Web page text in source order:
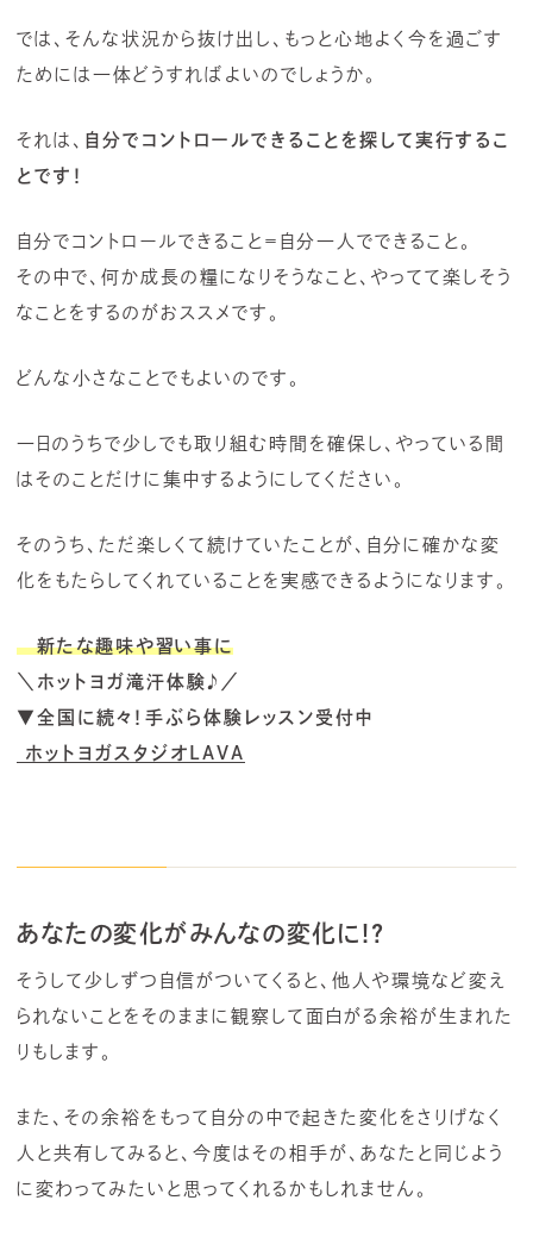
では、そんな状況から抜け出し、もっと心地よく今を過ごす
ためには一体どうすればよいのでしょうか。
それは、
自分でコントロールできることを探して実行するこ
とです！
自分でコントロールできること＝自分一人でできること。
その中で、何か成長の糧になりそうなこと、やってて楽しそう
なことをするのがおススメです。
どんな小さなことでもよいのです。
一日のうちで少しでも取り組む時間を確保し、やっている間
はそのことだけに集中するようにしてください。
そのうち、ただ楽しくて続けていたことが、自分に確かな変
化をもたらしてくれていることを実感できるようになります。
新たな趣味や習い事に
＼ホットヨガ滝汗体験♪／
▼全国に続々！手ぶら体験レッスン受付中
ホットヨガスタジオLAVA
あなたの変化がみんなの変化に!?
そうして少しずつ自信がついてくると、他人や環境など変え
られないことをそのままに観察して面白がる余裕が生まれた
りもします。
また、その余裕をもって自分の中で起きた変化をさりげなく
人と共有してみると、今度はその相手が、あなたと同じよう
に変わってみたいと思ってくれるかもしれません。